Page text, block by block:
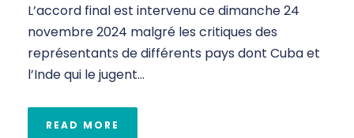
L’accord final est intervenu ce dimanche 24
novembre 2024 malgré les critiques des
représentants de différents pays dont Cuba et
l’Inde qui le jugent...
READ MORE